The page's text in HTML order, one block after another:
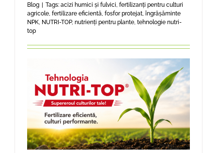
Blog | Tags: acizi humici și fulvici fertilizanți pentru culturi
agricole fertilizare eficientă fosfor protejat îngrășăminte
NPK NUTRI-TOP, nutrienți pentru plante tehnologie nutri-
top